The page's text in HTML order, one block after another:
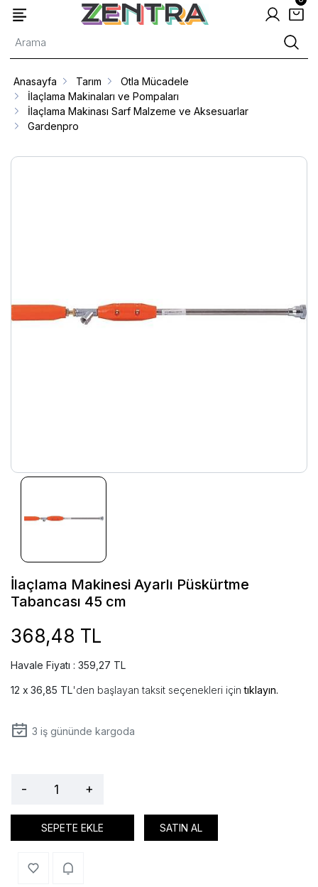
Anasayfa Tarım
Otla Mücadele
İlaçlama Makinaları ve Pompaları
İlaçlama Makinası Sarf Malzeme ve Aksesuarlar
Gardenpro
İlaçlama Makinesi Ayarlı Püskürtme
Tabancası 45 cm
368,48 TL
Havale Fiyatı : 359,27 TL
36,85 TL'den başlayan taksit seçenekleri içintıklayın.
3 iş gününde kargoda
- +
SEPETE EKLE SATIN AL